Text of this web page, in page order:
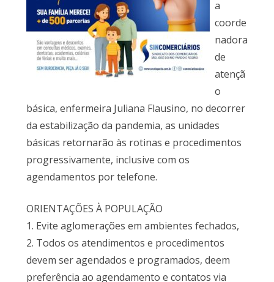
a
coorde
nadora
de
atençã
o
básica, enfermeira Juliana Flausino, no decorrer
da estabilização da pandemia, as unidades
básicas retornarão às rotinas e procedimentos
progressivamente, inclusive com os
agendamentos por telefone.
ORIENTAÇÕES À POPULAÇÃO
1. Evite aglomerações em ambientes fechados,
2. Todos os atendimentos e procedimentos
devem ser agendados e programados, deem
preferência ao agendamento e contatos via